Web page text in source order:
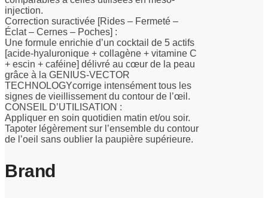
injection.
Correction suractivée [Rides – Fermeté –
Éclat – Cernes – Poches] :
Une formule enrichie d’un cocktail de 5 actifs
[acide-hyaluronique + collagène + vitamine C
+ escin + caféine] délivré au cœur de la peau
grâce à la GENIUS-VECTOR
TECHNOLOGYcorrige intensément tous les
signes de vieillissement du contour de l’œil.
CONSEIL D’UTILISATION :
Appliquer en soin quotidien matin et/ou soir.
Tapoter légèrement sur l’ensemble du contour
de l’oeil sans oublier la paupière supérieure.
Brand